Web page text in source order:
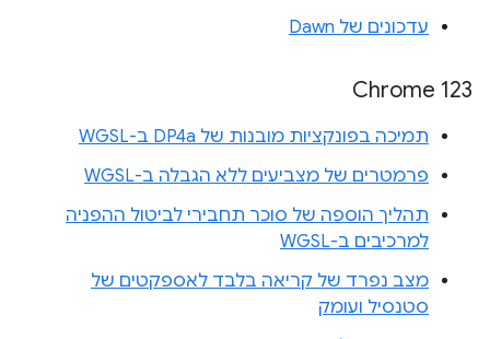
עדכונים של Dawn
Chrome 123
תמיכה בפונקציות מובנות של DP4a ב-WGSL
פרמטרים של מצביעים ללא הגבלה ב-WGSL
תהליך הוספה של סוכר תחבירי לביטול ההפניה
למרכיבים ב-WGSL
מצב נפרד של קריאה בלבד לאספקטים של
סטנסיל ועומק